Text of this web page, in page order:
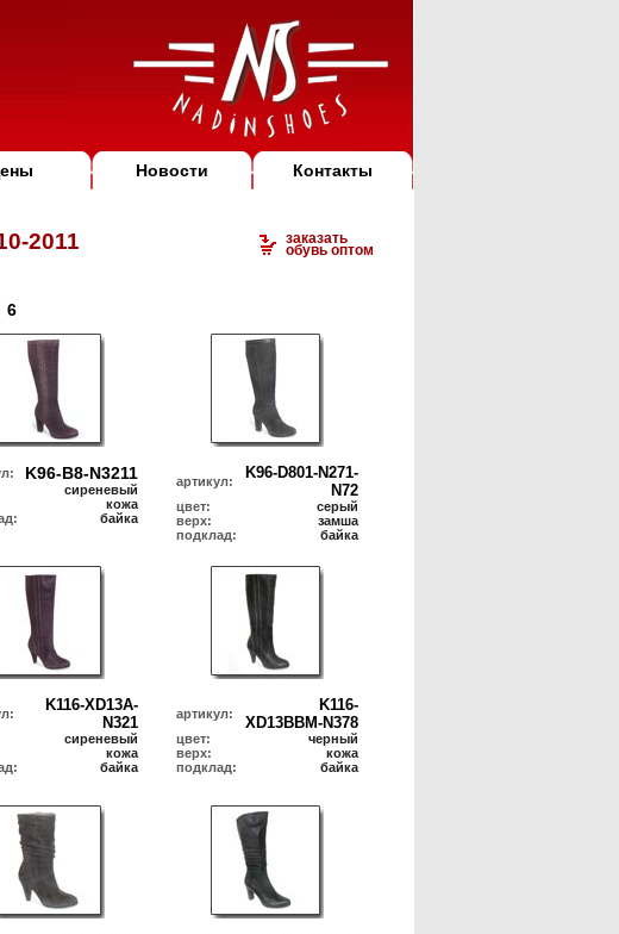
Новости Контакты
2011 заказать
обувь оптом
6
K96-B8-N3211
сиреневый
кожа
байка
артикул:
K96-D801-N271-
N72
цвет:
серый
верх:
замша
подклад:
байка
K116-XD13A-
N321
сиреневый
кожа
байка
артикул:
K116-
XD13BBM-N378
цвет:
черный
верх:
кожа
подклад:
байка